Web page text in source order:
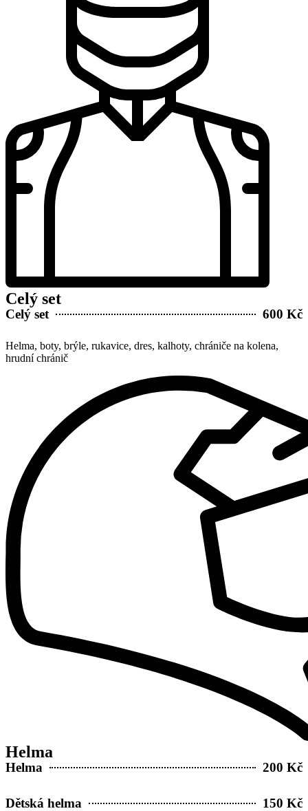
Celý set
Celý set 600 Kč
Helma, boty, brýle, rukavice, dres, kalhoty, chrániče na kolena,
hrudní chránič
Helma
Helma 200 Kč
Dětská helma 150 Kč